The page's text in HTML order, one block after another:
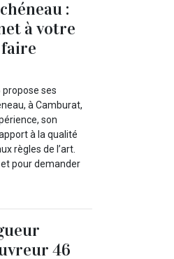
:
à votre
ses
à Camburat,
son
à la qualité
règles de l’art.
pour demander
46